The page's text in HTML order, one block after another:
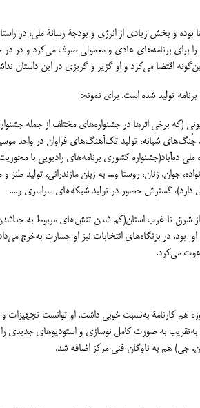
بوده و بخش زیادی از انرژی و بودجۀ رسانۀ ملی، در
را برای برنامه‌های عادی و معمولی صرف می‌کرد و در
اقتضا می‌کرد و او گزیر و گریزی در این داستان
تولید شده است. برای نمونه:
(که برخی اثرها در جشنواره‌های مختلف از جمله
جُنگ‌های شبانه، تولید تک‌آهنگ‌های فراوان در واحد
ده‌آباد(جشنواره کشوری برنامه‌های رادیویی با
جوان، زنان، روستا و... به زبان مازندرانی، تولید طنز
دارد)، گسترش حضور در تولید شبکه‌های سراسری و....
از شرق تا غرب استان(کم شدن تنش‌های مربوط به
بود. در بزنگاه‌های انتخابات نیز او جسارت به‌خرج
می‌کرد.
هم کارنامۀ به‌نسبت خوبی داشت. او توانست تجهیزات و
به صورت کامل نوسازی و استودیوهای جدیدی را
جی) هم به ناوگان فنی مرکز اضافه شد.